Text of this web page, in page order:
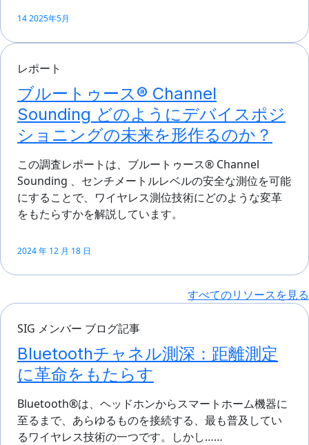
14 2025年5月
レポート
ブルートゥース® Channel
Sounding どのようにデバイスポジ
ショニングの未来を形作るのか？
この調査レポートは、ブルートゥース® Channel
Sounding 、センチメートルレベルの安全な測位を可能
にすることで、ワイヤレス測位技術にどのような変革
をもたらすかを解説しています。
2024 年 12 月 18 日
すべてのリソースを見る
SIG メンバー ブログ記事
Bluetoothチャネル測深：距離測定
に革命をもたらす
Bluetooth®は、ヘッドホンからスマートホーム機器に
至るまで、あらゆるものを接続する、最も普及してい
るワイヤレス技術の一つです。しかし……